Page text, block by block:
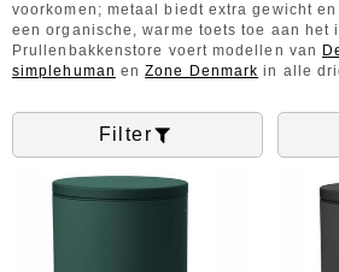
voorkomen; metaal biedt extra gewicht
een organische, warme toets toe aan het
Prullenbakkenstore voert modellen van
simplehuman enZone Denmark in alle
Filter